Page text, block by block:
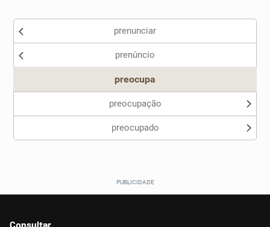
Nenhum dos sinônimos apresentados me ajudou
prenunciar
prenúncio
preocupa
preocupação
preocupado
Consultar